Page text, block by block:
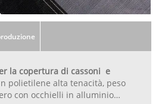
la copertura di cassoni e
polietilene alta tenacità, peso
con occhielli in alluminio